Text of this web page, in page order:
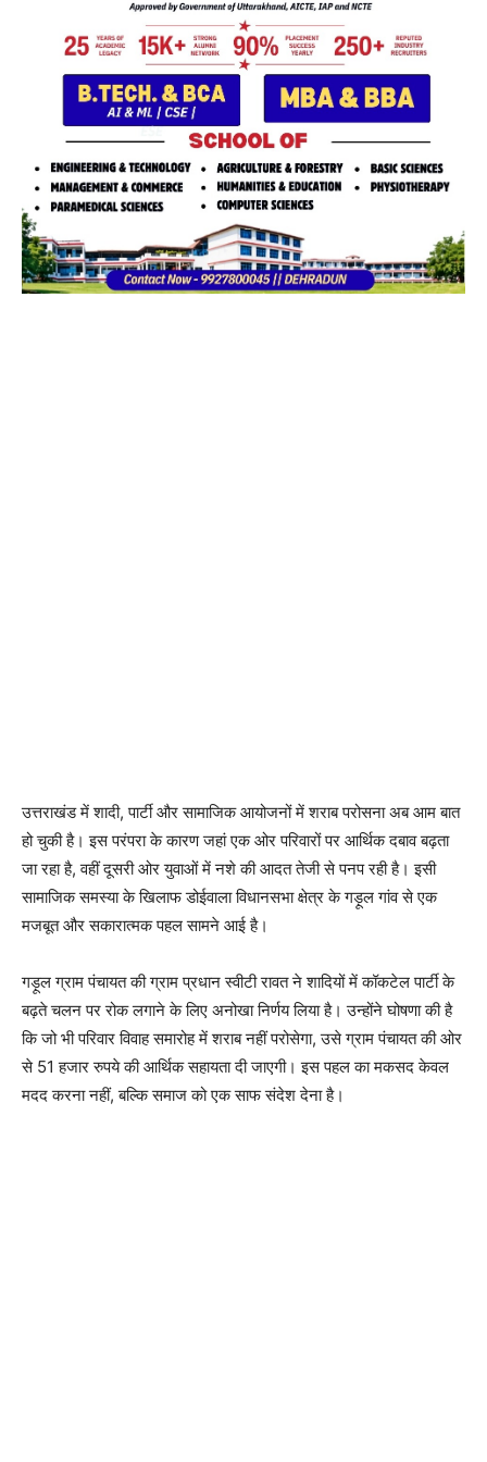
उत्तराखंड में शादी, पार्टी और सामाजिक आयोजनों में शराब परोसना अब आम बात
हो चुकी है। इस परंपरा के कारण जहां एक ओर परिवारों पर आर्थिक दबाव बढ़ता
जा रहा है, वहीं दूसरी ओर युवाओं में नशे की आदत तेजी से पनप रही है। इसी
सामाजिक समस्या के खिलाफ डोईवाला विधानसभा क्षेत्र के गड़ूल गांव से एक
मजबूत और सकारात्मक पहल सामने आई है।
गड़ूल ग्राम पंचायत की ग्राम प्रधान स्वीटी रावत ने शादियों में कॉकटेल पार्टी के
बढ़ते चलन पर रोक लगाने के लिए अनोखा निर्णय लिया है। उन्होंने घोषणा की है
कि जो भी परिवार विवाह समारोह में शराब नहीं परोसेगा, उसे ग्राम पंचायत की ओर
से 51 हजार रुपये की आर्थिक सहायता दी जाएगी। इस पहल का मकसद केवल
मदद करना नहीं, बल्कि समाज को एक साफ संदेश देना है।